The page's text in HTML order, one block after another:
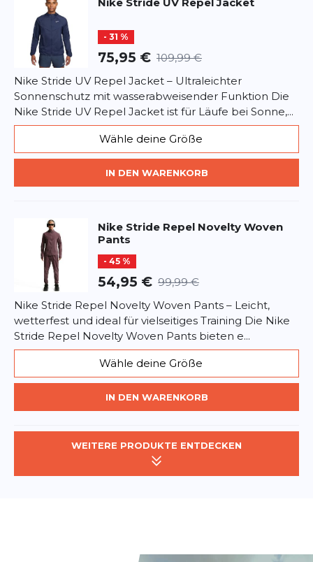
von Bewegung und Geschwindigkeit inspiriert und
sind ein Markenzeichen unserer Stride-Kollektion.
More Details Taschen mit Mesh-Futter Body: 100 %
Nylon; Mesh: 100 % Polyester Maschinenwäsche
Importiert 100% NYLON
- 31 %
75,95 € 109,99 €
Nike Stride UV Repel Jacket – Ultraleichter
Sonnenschutz mit wasserabweisender Funktion Die
Nike Stride UV Repel Jacket ist für Läufe bei Sonne,...
Wähle deine Größe
IN DEN WARENKORB
Nike Stride Repel Novelty Woven
Pants
- 45 %
54,95 € 99,99 €
Nike Stride Repel Novelty Woven Pants – Leicht,
wetterfest und ideal für vielseitiges Training Die Nike
Stride Repel Novelty Woven Pants bieten e...
Wähle deine Größe
IN DEN WARENKORB
WEITERE PRODUKTE ENTDECKEN